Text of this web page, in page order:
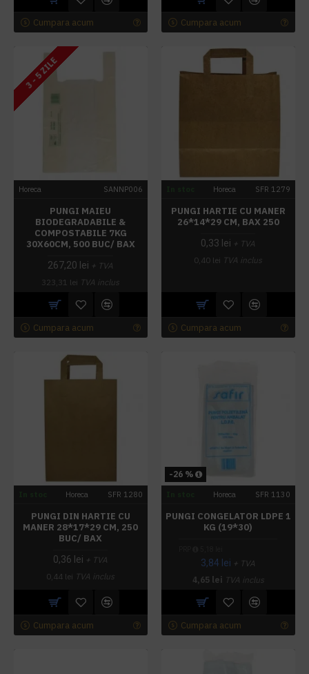
Cumpara acum Cumpara acum
3 - 5 ZILE
Horeca SANNP006
PUNGI MAIEU
BIODEGRADABILE &
COMPOSTABILE 7KG
30X60CM, 500 BUC/ BAX
267,20 lei + TVA
323,31 lei TVA inclus
Cumpara acum
Horeca SFR 1279
PUNGI HARTIE CU MANER
26*14*29 CM, BAX 250
0,33 lei + TVA
0,40 lei TVA inclus
Cumpara acum
Horeca SFR 1280
PUNGI DIN HARTIE CU
MANER 28*17*29 CM, 250
BUC/ BAX
0,36 lei + TVA
0,44 lei TVA inclus
Cumpara acum
-26 %
Horeca SFR 1130
PUNGI CONGELATOR LDPE 1
KG (19*30)
3,84 lei + TVA
4,65 lei TVA inclus
Cumpara acum